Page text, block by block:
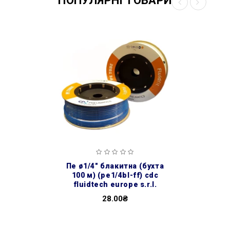
пе ø1/4″ блакитна (бухта
100 м) (pe1/4bl-ff) cdc
fluidtech europe s.r.l.
28.00₴